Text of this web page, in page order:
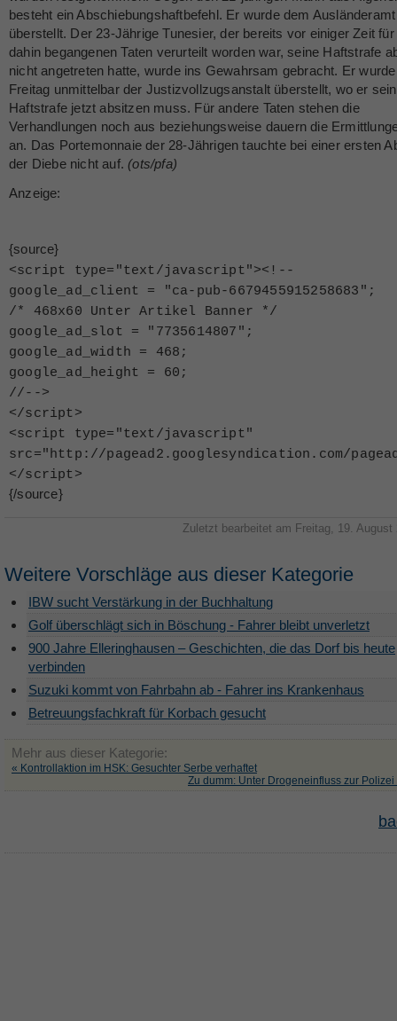
besteht ein Abschiebungshaftbefehl. Er wurde dem Ausländeramt
überstellt. Der 23-Jährige Tunesier, der bereits vor einiger Zeit
dahin begangenen Taten verurteilt worden war, seine Haftstrafe
nicht angetreten hatte, wurde ins Gewahrsam gebracht. Er
Freitag unmittelbar der Justizvollzugsanstalt überstellt, wo er
Haftstrafe jetzt absitzen muss. Für andere Taten stehen die
Verhandlungen noch aus beziehungsweise dauern die
an. Das Portemonnaie der 28-Jährigen tauchte bei einer ersten
der Diebe nicht auf. (ots/pfa)
Anzeige:
{source}
<script type="text/javascript">< !--
google_ad_client = "ca-pub-6679455915258683";
/* 468x60 Unter Artikel Banner */
google_ad_slot = "7735614807";
google_ad_width = 468;
google_ad_height = 60;
//-->
</script>
<script type="text/javascript"
src="http://pagead2.googlesyndication.com/
</script>
{/source}
Zuletzt bearbeitet am Freitag, 19. August
Weitere Vorschläge aus dieser Kategorie
IBW sucht Verstärkung in der Buchhaltung
Golf überschlägt sich in Böschung - Fahrer bleibt unverletzt
900 Jahre Elleringhausen – Geschichten, die das Dorf bis heute
verbinden
Suzuki kommt von Fahrbahn ab - Fahrer ins Krankenhaus
Betreuungsfachkraft für Korbach gesucht
Mehr aus dieser Kategorie:
« Kontrollaktion im HSK: Gesuchter Serbe verhaftet
Zu dumm: Unter Drogeneinfluss zur